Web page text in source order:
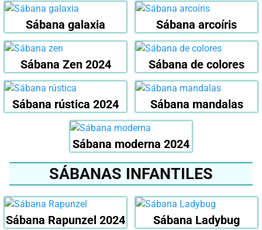
Sábana galaxia Sábana arcoíris
Sábana Zen 2024 Sábana de colores
Sábana rústica 2024 Sábana mandalas
Sábana moderna 2024
SÁBANAS INFANTILES
Sábana Rapunzel 2024 Sábana Ladybug